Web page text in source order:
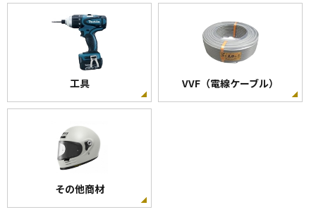
工具 VVF（電線ケーブル）
その他商材